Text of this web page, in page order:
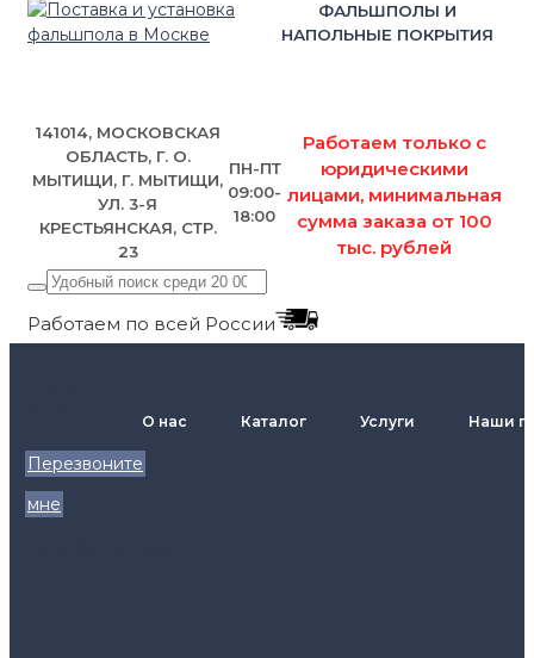
ФАЛЬШПОЛЫ И
НАПОЛЬНЫЕ ПОКРЫТИЯ
141014, МОСКОВСКАЯ
ОБЛАСТЬ, Г. О.
МЫТИЩИ, Г. МЫТИЩИ,
УЛ. 3-Я
КРЕСТЬЯНСКАЯ, СТР.
23
ПН-ПТ
09:00-
18:00
Работаем только с
юридическими
лицами, минимальная
сумма заказа от 100
тыс. рублей
Работаем по всей России
Перезвоните
мне
О нас Каталог Услуги Наши